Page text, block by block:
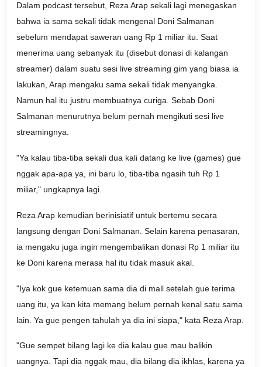
Dalam podcast tersebut, Reza Arap sekali lagi menegaskan
bahwa ia sama sekali tidak mengenal Doni Salmanan
sebelum mendapat saweran uang Rp 1 miliar itu. Saat
menerima uang sebanyak itu (disebut donasi di kalangan
streamer) dalam suatu sesi live streaming gim yang biasa ia
lakukan, Arap mengaku sama sekali tidak menyangka.
Namun hal itu justru membuatnya curiga. Sebab Doni
Salmanan menurutnya belum pernah mengikuti sesi live
streamingnya.
"Ya kalau tiba-tiba sekali dua kali datang ke live (games) gue
nggak apa-apa ya, ini baru lo, tiba-tiba ngasih tuh Rp 1
miliar," ungkapnya lagi.
Reza Arap kemudian berinisiatif untuk bertemu secara
langsung dengan Doni Salmanan. Selain karena penasaran,
ia mengaku juga ingin mengembalikan donasi Rp 1 miliar itu
ke Doni karena merasa hal itu tidak masuk akal.
"Iya kok gue ketemuan sama dia di mall setelah gue terima
uang itu, ya kan kita memang belum pernah kenal satu sama
lain. Ya gue pengen tahulah ya dia ini siapa," kata Reza Arap.
"Gue sempet bilang lagi ke dia kalau gue mau balikin
uangnya. Tapi dia nggak mau, dia bilang dia ikhlas, karena ya